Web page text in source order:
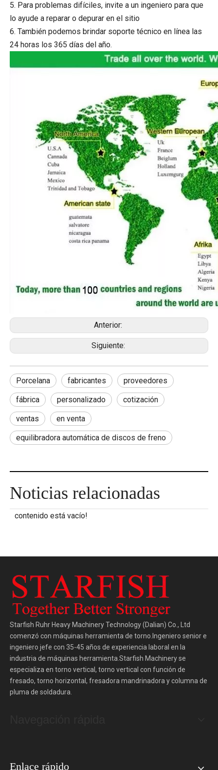
5. Para problemas difíciles, invite a un ingeniero para que
lo ayude a reparar o depurar en el sitio
6. También podemos brindar soporte técnico en línea las
24 horas los 365 días del año.
Anterior:
Siguiente:
Porcelana fabricantes proveedores
fábrica personalizado cotización
ventas en venta
equilibradora automática de discos de freno
Noticias relacionadas
contenido está vacío!
Starfish Ruhr Heavy Machinery Technology (Dalian) Co., Ltd
comenzó con máquinas herramienta de torno.Ingeniero senior e
ingeniero jefe con 35-45 años de experiencia laboral en la
industria de máquinas herramienta.Starfish Machinery se
especializa en torno vertical, torno vertical con función de
fresado, torno horizontal, fresadora mandrinadora y columna de
pluma de soldadura.
Enlace rápido